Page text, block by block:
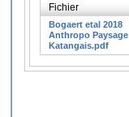
Fichier
Bogaert etal 2018
Anthropo Paysage
Katangais.pdf